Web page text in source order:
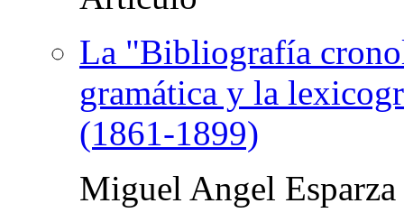
La "Bibliografía
gramática y la
(1861-1899)
Miguel Angel